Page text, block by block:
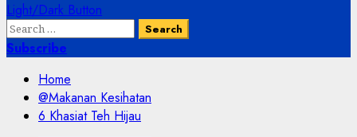
Light/Dark Button
Search
for:
Subscribe
Home
@Makanan Kesihatan
6 Khasiat Teh Hijau